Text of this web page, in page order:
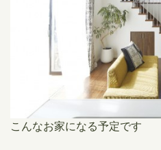
こんなお家になる予定です